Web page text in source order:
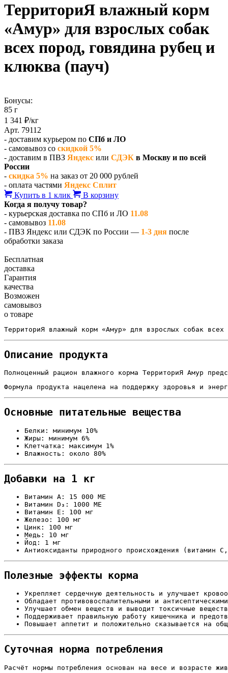
ТерриториЯ влажный корм
«Амур» для взрослых собак
всех пород, говядина рубец и
клюква (пауч)
Бонусы:
85 г
1 341 ₽/кг
Арт. 79112
- доставим курьером по СПб и ЛО
- самовывоз со скидкой 5%
- доставим в ПВЗ Яндекс или СДЭК в Москву и по всей
России
- скидка 5% на заказ от 20 000 рублей
- оплата частями Яндекс Сплит
Купить в 1 клик
В корзину
Когда я получу товар?
- курьерская доставка по СПб и ЛО 11.08
- самовывоз 11.08
- ПВЗ Яндекс или СДЭК по России — 1-3 дня после
обработки заказа
Бесплатная
доставка
Гарантия
качества
Возможен
самовывоз
о товаре
ТерриториЯ влажный корм «Амур» для взрослых собак
Описание продукта
Полноценный рацион влажного корма ТерриториЯ Амур
Формула продукта нацелена на поддержку здоровья и
Основные питательные вещества
Белки: минимум 10%
Жиры: минимум 6%
Клетчатка: максимум 1%
Влажность: около 80%
Добавки на 1 кг
Витамин A: 15 000 МЕ
Витамин D₃: 1000 МЕ
Витамин E: 100 мг
Железо: 100 мг
Цинк: 100 мг
Медь: 10 мг
Йод: 1 мг
Антиоксиданты природного происхождения (витамин
Полезные эффекты корма
Укрепляет сердечную деятельность и улучшает
Обладает противовоспалительными и
Улучшает обмен веществ и выводит токсичные
Поддерживает правильную работу кишечника и
Повышает аппетит и положительно сказывается на
Суточная норма потребления
Расчёт нормы потребления основан на весе и возрасте